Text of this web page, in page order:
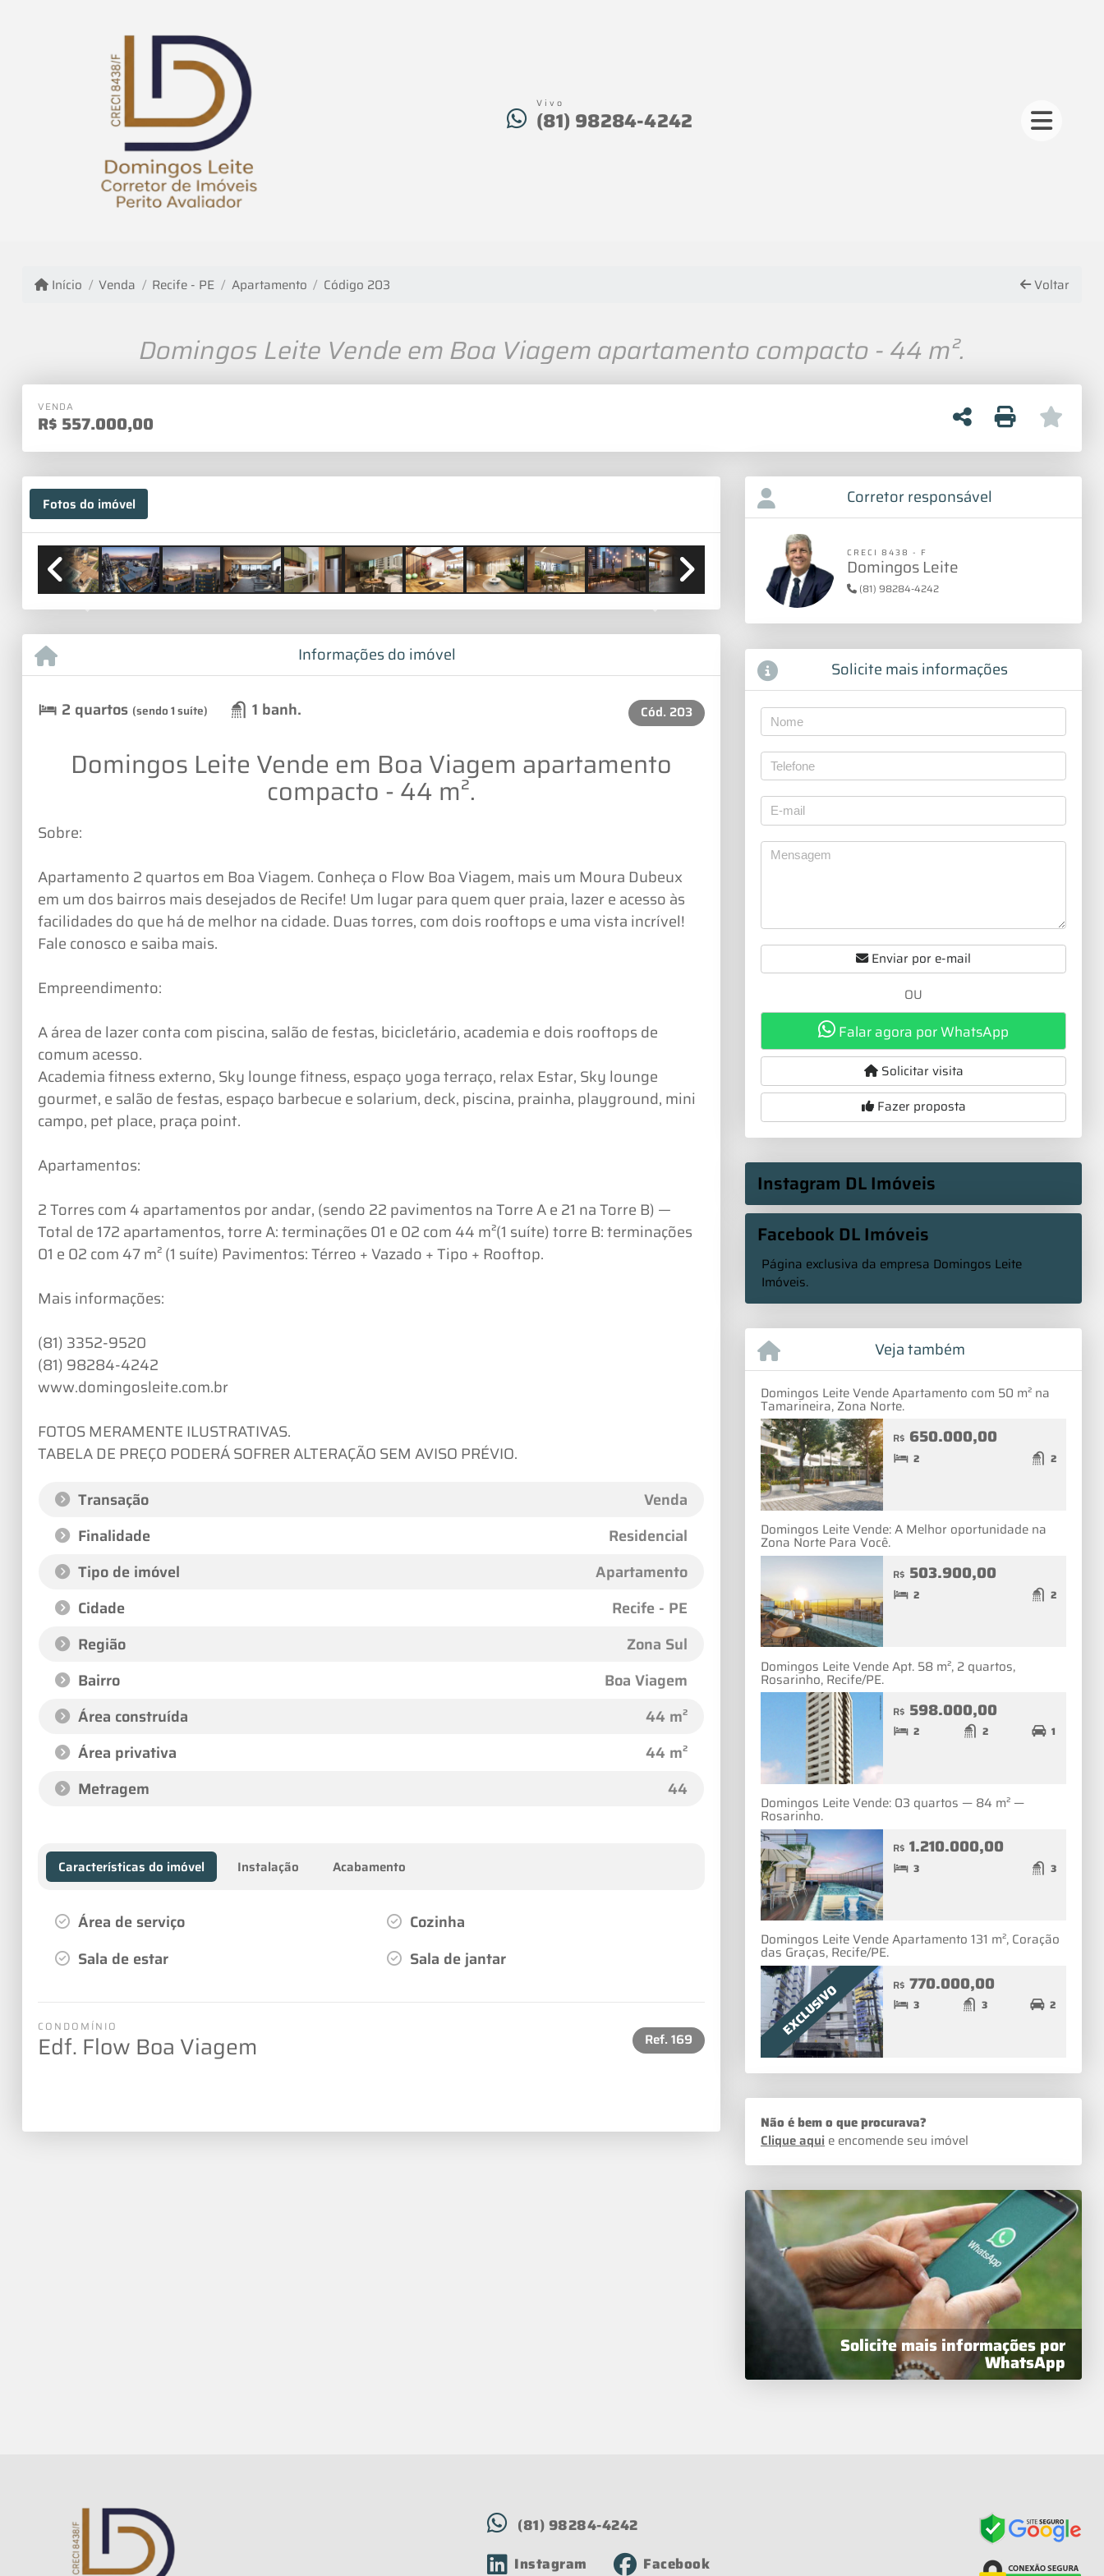
Vivo
(81) 98284-4242
Início Venda Recife - PE Apartamento Código 203 Voltar
Domingos Leite Vende em Boa Viagem apartamento compacto - 44 m².
VENDA
R$ 557.000,00
Fotos do imóvel
Previous Next
Informações do imóvel
2 quartos (sendo 1 suíte) 1 banh. Cód. 203
Domingos Leite Vende em Boa Viagem apartamento
compacto - 44 m².
Sobre:
Apartamento 2 quartos em Boa Viagem. Conheça o Flow Boa Viagem, mais um Moura Dubeux
em um dos bairros mais desejados de Recife! Um lugar para quem quer praia, lazer e acesso às
facilidades do que há de melhor na cidade. Duas torres, com dois rooftops e uma vista incrível!
Fale conosco e saiba mais.
Empreendimento:
A área de lazer conta com piscina, salão de festas, bicicletário, academia e dois rooftops de
comum acesso.
Academia fitness externo, Sky lounge fitness, espaço yoga terraço, relax Estar, Sky lounge
gourmet, e salão de festas, espaço barbecue e solarium, deck, piscina, prainha, playground, mini
campo, pet place, praça point.
Apartamentos:
2 Torres com 4 apartamentos por andar, (sendo 22 pavimentos na Torre A e 21 na Torre B) —
Total de 172 apartamentos, torre A: terminações 01 e 02 com 44 m²(1 suíte) torre B: terminações
01 e 02 com 47 m² (1 suíte) Pavimentos: Térreo + Vazado + Tipo + Rooftop.
Mais informações:
(81) 3352-9520
(81) 98284-4242
www.domingosleite.com.br
FOTOS MERAMENTE ILUSTRATIVAS.
TABELA DE PREÇO PODERÁ SOFRER ALTERAÇÃO SEM AVISO PRÉVIO.
Transação
Venda
Finalidade
Residencial
Tipo de imóvel
Apartamento
Cidade
Recife - PE
Região
Zona Sul
Bairro
Boa Viagem
Área construída
44 m²
Área privativa
44 m²
Metragem
44
Características do imóvel Instalação Acabamento
Área de serviço
Cozinha
Sala de estar
Sala de jantar
CONDOMÍNIO
Edf. Flow Boa Viagem Ref. 169
Corretor responsável
CRECI 8438 - F
Domingos Leite
(81) 98284-4242
Solicite mais informações
Enviar por e-mail
OU
Falar agora por WhatsApp
Solicitar visita
Fazer proposta
Instagram DL Imóveis
Facebook DL Imóveis
Página exclusiva da empresa Domingos Leite
Imóveis.
Veja também
Domingos Leite Vende Apartamento com 50 m² na
Tamarineira, Zona Norte.
R$ 650.000,00
2 2
Domingos Leite Vende: A Melhor oportunidade na
Zona Norte Para Você.
R$ 503.900,00
2 2
Domingos Leite Vende Apt. 58 m², 2 quartos,
Rosarinho, Recife/PE.
R$ 598.000,00
2 2 1
Domingos Leite Vende: 03 quartos — 84 m² —
Rosarinho.
R$ 1.210.000,00
3 3
Domingos Leite Vende Apartamento 131 m², Coração
das Graças, Recife/PE.
EXCLUSIVO R$ 770.000,00
3 3 2
Não é bem o que procurava?
Clique aqui e encomende seu imóvel
Solicite mais informações por
WhatsApp
(81) 98284-4242
Instagram
Facebook